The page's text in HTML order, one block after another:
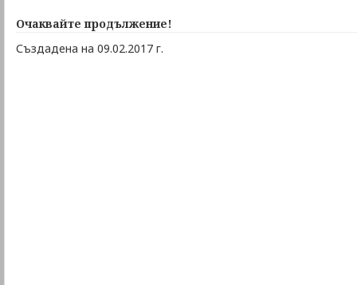
Очаквайте продължение!
Създадена на 09.02.2017 г.